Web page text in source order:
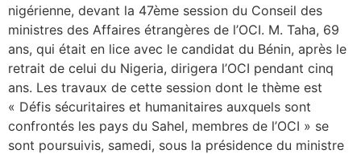
nigérienne, devant la 47ème session du Conseil des
ministres des Affaires étrangères de l’OCI. M. Taha, 69
ans, qui était en lice avec le candidat du Bénin, après le
retrait de celui du Nigeria, dirigera l’OCI pendant cinq
ans. Les travaux de cette session dont le thème est
« Défis sécuritaires et humanitaires auxquels sont
confrontés les pays du Sahel, membres de l’OCI » se
sont poursuivis, samedi, sous la présidence du ministre